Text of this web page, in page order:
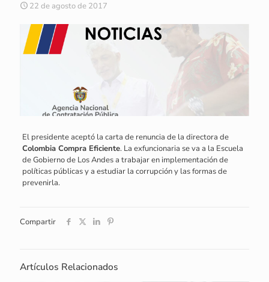
22 de agosto de 2017
El presidente aceptó la carta de renuncia de la directora de
Colombia Compra Eficiente. La exfuncionaria se va a la Escuela
de Gobierno de Los Andes a trabajar en implementación de
políticas públicas y a estudiar la corrupción y las formas de
prevenirla.
Compartir
Artículos Relacionados